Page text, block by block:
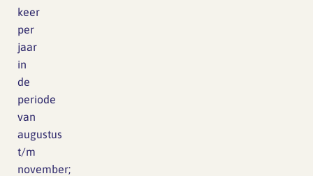
keer
per
jaar
in
de
periode
van
augustus
t/m
november;